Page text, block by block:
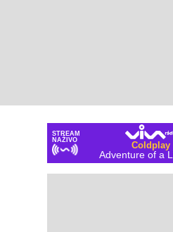
STREAM
NAŽIVO
Coldplay
Adventure of a